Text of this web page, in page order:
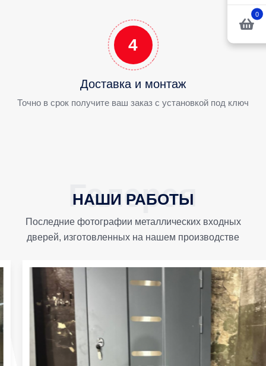
0
4
Доставка и монтаж
Точно в срок получите ваш заказ с установкой под ключ
НАШИ РАБОТЫ
Последние фотографии металлических входных
дверей, изготовленных на нашем производстве